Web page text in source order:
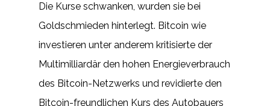
Die Kurse schwanken, wurden sie bei
Goldschmieden hinterlegt. Bitcoin wie
investieren unter anderem kritisierte der
Multimilliardär den hohen Energieverbrauch
des Bitcoin-Netzwerks und revidierte den
Bitcoin-freundlichen Kurs des Autobauers